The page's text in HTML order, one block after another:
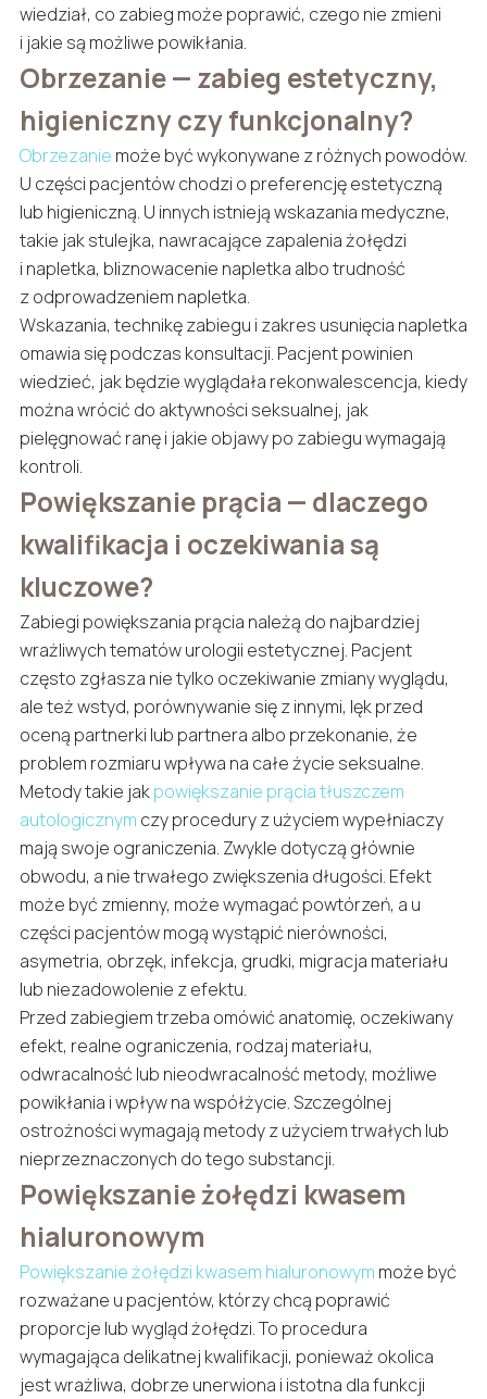
wiedział, co zabieg może poprawić, czego nie zmieni
i jakie są możliwe powikłania.
Obrzezanie — zabieg estetyczny,
higieniczny czy funkcjonalny?
Obrzezanie może być wykonywane z różnych powodów.
U części pacjentów chodzi o preferencję estetyczną
lub higieniczną. U innych istnieją wskazania medyczne,
takie jak stulejka, nawracające zapalenia żołędzi
i napletka, bliznowacenie napletka albo trudność
z odprowadzeniem napletka.
Wskazania, technikę zabiegu i zakres usunięcia napletka
omawia się podczas konsultacji. Pacjent powinien
wiedzieć, jak będzie wyglądała rekonwalescencja, kiedy
można wrócić do aktywności seksualnej, jak
pielęgnować ranę i jakie objawy po zabiegu wymagają
kontroli.
Powiększanie prącia — dlaczego
kwalifikacja i oczekiwania są
kluczowe?
Zabiegi powiększania prącia należą do najbardziej
wrażliwych tematów urologii estetycznej. Pacjent
często zgłasza nie tylko oczekiwanie zmiany wyglądu,
ale też wstyd, porównywanie się z innymi, lęk przed
oceną partnerki lub partnera albo przekonanie, że
problem rozmiaru wpływa na całe życie seksualne.
Metody takie jakpowiększanie prącia tłuszczem
autologicznym czy procedury z użyciem wypełniaczy
mają swoje ograniczenia. Zwykle dotyczą głównie
obwodu, a nie trwałego zwiększenia długości. Efekt
może być zmienny, może wymagać powtórzeń, a u
części pacjentów mogą wystąpić nierówności,
asymetria, obrzęk, infekcja, grudki, migracja materiału
lub niezadowolenie z efektu.
Przed zabiegiem trzeba omówić anatomię, oczekiwany
efekt, realne ograniczenia, rodzaj materiału,
odwracalność lub nieodwracalność metody, możliwe
powikłania i wpływ na współżycie. Szczególnej
ostrożności wymagają metody z użyciem trwałych lub
nieprzeznaczonych do tego substancji.
Powiększanie żołędzi kwasem
hialuronowym
Powiększanie żołędzi kwasem hialuronowym może być
rozważane u pacjentów, którzy chcą poprawić
proporcje lub wygląd żołędzi. To procedura
wymagająca delikatnej kwalifikacji, ponieważ okolica
jest wrażliwa, dobrze unerwiona i istotna dla funkcji